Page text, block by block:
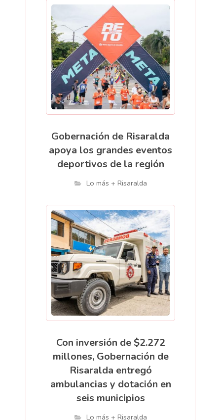
Gobernación de Risaralda
apoya los grandes eventos
deportivos de la región
Lo más + Risaralda
Con inversión de $2.272
millones, Gobernación de
Risaralda entregó
ambulancias y dotación en
seis municipios
Lo más + Risaralda